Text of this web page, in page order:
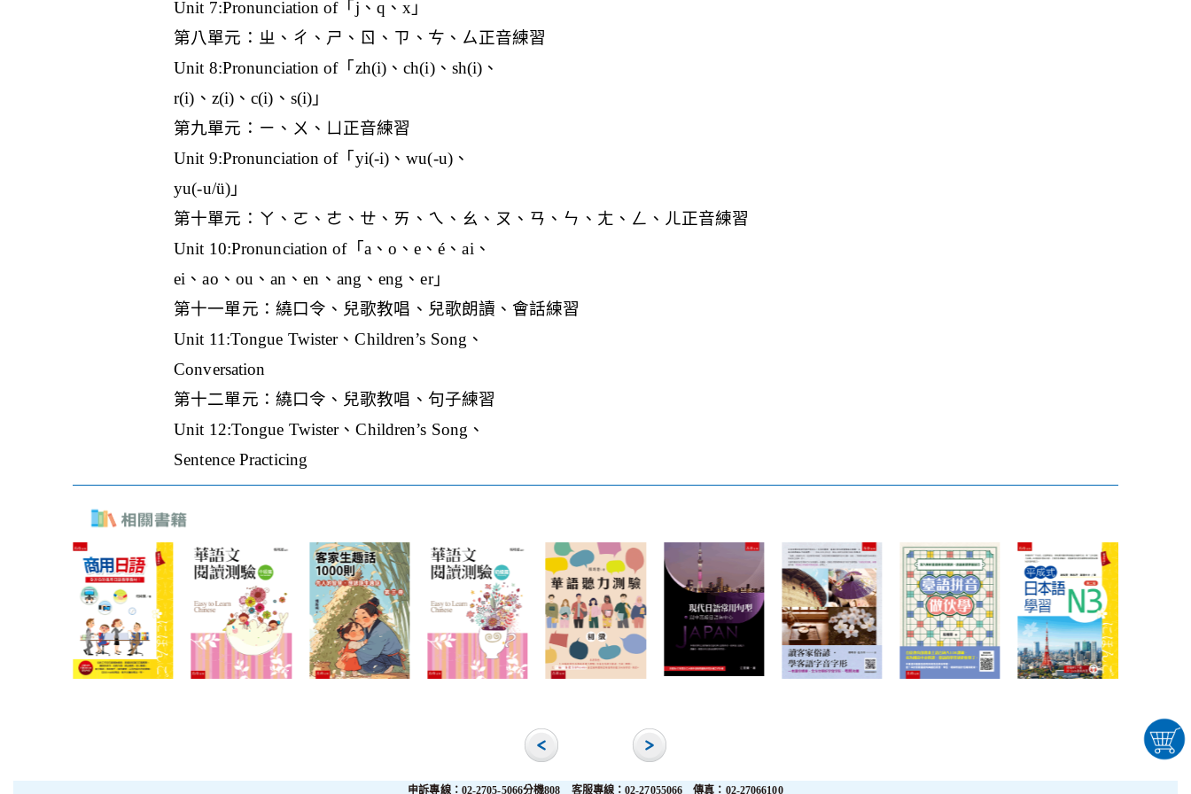
Unit 7:Pronunciation of「j、q、x」
第八單元：ㄓ、ㄔ、ㄕ、ㄖ、ㄗ、ㄘ、ㄙ正音練習
Unit 8:Pronunciation of「zh(i)、ch(i)、sh(i)、
r(i)、z(i)、c(i)、s(i)」
第九單元：ㄧ、ㄨ、ㄩ正音練習
Unit 9:Pronunciation of「yi(-i)、wu(-u)、
yu(-u/ü)」
第十單元：ㄚ、ㄛ、ㄜ、ㄝ、ㄞ、ㄟ、ㄠ、ㄡ、ㄢ、ㄣ、ㄤ、ㄥ、ㄦ正音練習
Unit 10:Pronunciation of「a、o、e、é、ai、
ei、ao、ou、an、en、ang、eng、er」
第十一單元：繞口令、兒歌教唱、兒歌朗讀、會話練習
Unit 11:Tongue Twister、Children’s Song、
Conversation
第十二單元：繞口令、兒歌教唱、句子練習
Unit 12:Tongue Twister、Children’s Song、
Sentence Practicing
申訴專線：02-2705-5066分機808 客服專線：02-27055066 傳真：02-27066100